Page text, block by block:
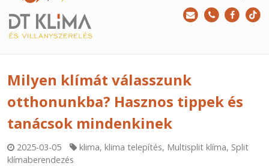
Milyen klímát válasszunk
otthonunkba? Hasznos tippek és
tanácsok mindenkinek
2025-03-05 klima,klima telepítés, Multisplit klíma, Split
klímaberendezés